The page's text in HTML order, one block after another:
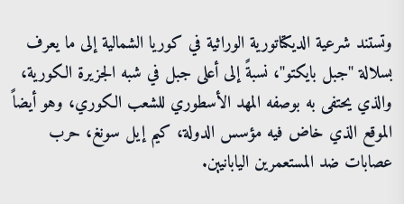
وتستند شرعية الديكتاتورية الوراثية في كوريا الشمالية إلى ما يعرف
بسلالة "جبل بايكتو"، نسبةً إلى أعلى جبل في شبه الجزيرة الكورية،
والذي يحتفى به بوصفه المهد الأسطوري للشعب الكوري، وهو أيضاً
الموقع الذي خاض فيه مؤسس الدولة، كيم إيل سونغ، حرب
عصابات ضد المستعمرين اليابانيين.